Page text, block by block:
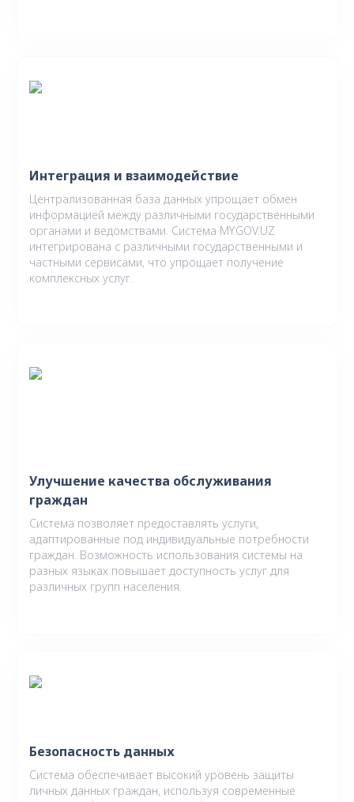
Интеграция и взаимодействие
Централизованная база данных упрощает обмен
информацией между различными государственными
органами и ведомствами. Система MY.GOV.UZ
интегрирована с различными государственными и
частными сервисами, что упрощает получение
комплексных услуг.
Улучшение качества обслуживания
граждан
Система позволяет предоставлять услуги,
адаптированные под индивидуальные потребности
граждан. Возможность использования системы на
разных языках повышает доступность услуг для
различных групп населения.
Безопасность данных
Система обеспечивает высокий уровень защиты
личных данных граждан, используя современные